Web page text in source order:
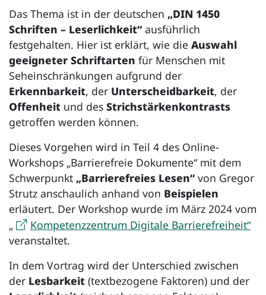
Das Thema ist in der deutschen „DIN 1450
Schriften – Leserlichkeit“ ausführlich
festgehalten. Hier ist erklärt, wie die Auswahl
geeigneter Schriftarten für Menschen mit
Seheinschränkungen aufgrund der
Erkennbarkeit, der Unterscheidbarkeit, der
Offenheit und des Strichstärkenkontrasts
getroffen werden können.
Dieses Vorgehen wird in Teil 4 des Online-
Workshops „Barrierefreie Dokumente“ mit dem
Schwerpunkt „Barrierefreies Lesen“ von Gregor
Strutz anschaulich anhand von Beispielen
erläutert. Der Workshop wurde im März 2024 vom
„
Kompetenzzentrum Digitale Barrierefreiheit“
veranstaltet.
In dem Vortrag wird der Unterschied zwischen
der Lesbarkeit (textbezogene Faktoren) und der